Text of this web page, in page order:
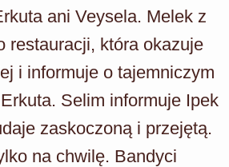
ani Veysela. Melek z
restauracji, która okazuje
i informuje o tajemniczym
Selim informuje Ipek
zaskoczoną i przejętą.
na chwilę. Bandyci